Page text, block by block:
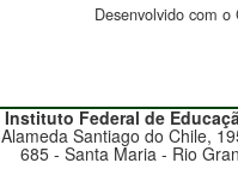
Desenvolvido com
Instituto Federal de
Alameda Santiago do Chile,
685 - Santa Maria - Rio